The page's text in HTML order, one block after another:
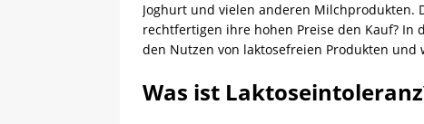
Joghurt und vielen anderen Milchprodukten.
rechtfertigen ihre hohen Preise den Kauf?
den Nutzen von laktosefreien Produkten
Was ist